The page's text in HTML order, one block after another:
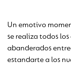
Un emotivo
se realiza todos
abanderados
estandarte a los